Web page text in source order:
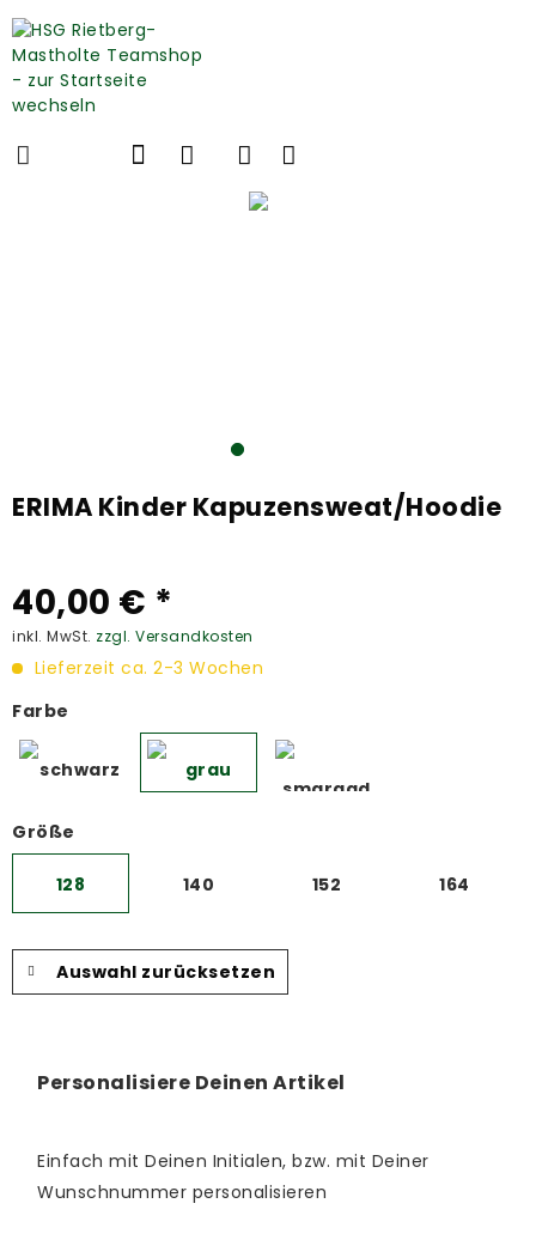
ERIMA Kinder Kapuzensweat/Hoodie
40,00 € *
inkl. MwSt. zzgl. Versandkosten
Lieferzeit ca. 2-3 Wochen
Farbe
Größe
128 140 152 164
Auswahl zurücksetzen
Personalisiere Deinen Artikel
Einfach mit Deinen Initialen, bzw. mit Deiner
Wunschnummer personalisieren